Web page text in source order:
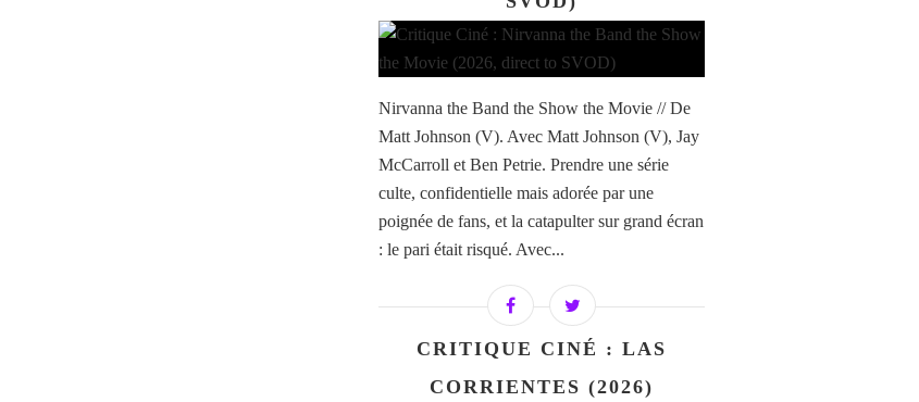
Nirvanna the Band the Show the Movie // De
Matt Johnson (V). Avec Matt Johnson (V), Jay
McCarroll et Ben Petrie. Prendre une série
culte, confidentielle mais adorée par une
poignée de fans, et la catapulter sur grand écran
: le pari était risqué. Avec...
CRITIQUE CINÉ : LAS
CORRIENTES (2026)